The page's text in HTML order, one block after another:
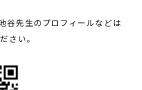
谷先生のプロフィールなどは
さい。